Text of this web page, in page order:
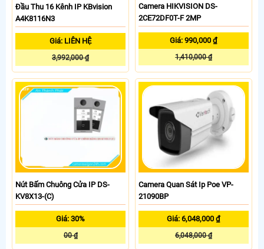
Đầu Thu 16 Kênh IP KBvision
A4K8116N3
Giá: LIÊN HỆ
3,992,000 ₫
Camera HIKVISION DS-
2CE72DF0T-F 2MP
Giá: 990,000 ₫
1,410,000 ₫
Nút Bấm Chuông Cửa IP DS-
KV8X13-(C)
Giá: 30%
00 ₫
Camera Quan Sát Ip Poe VP-
21090BP
Giá: 6,048,000 ₫
6,048,000 ₫